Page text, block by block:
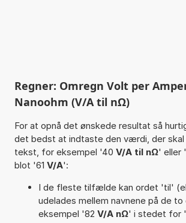
Regner: Omregn Volt per
Nanoohm (V/A til nΩ)
For at opnå det ønskede resultat så
det bedst at indtaste den værdi, der
tekst, for eksempel '40 V/A til nΩ' eller
blot '61 V/A':
I de fleste tilfælde kan ordet 'til'
udelades mellem navnene på de
eksempel '82 V/A nΩ' i stedet for